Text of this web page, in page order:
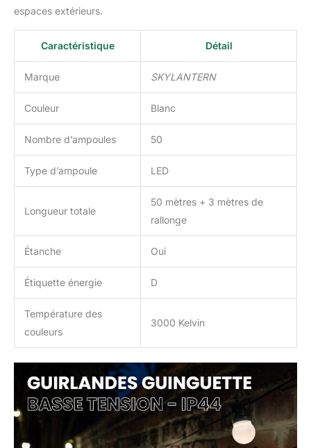
espaces extérieurs.
Caractéristique Détail
Marque SKYLANTERN
Couleur Blanc
Nombre d’ampoules 50
Type d’ampoule LED
Longueur totale
50 mètres + 3 mètres de
rallonge
Étanche Oui
Étiquette énergie D
Température des
couleurs
3000 Kelvin